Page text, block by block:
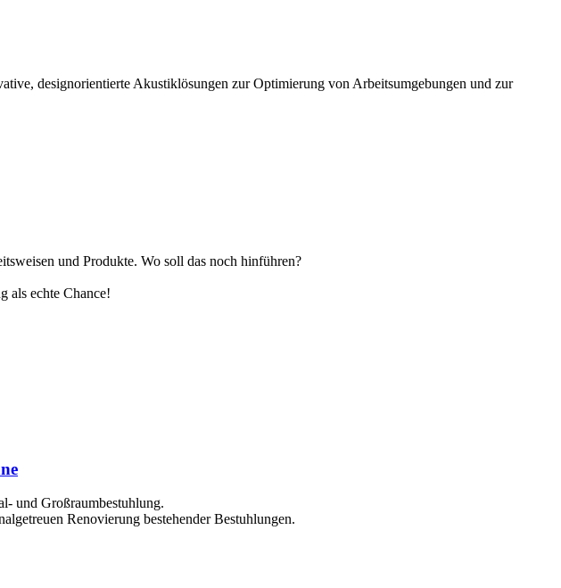
designorientierte Akustiklösungen zur Optimierung von Arbeitsumgebungen und zur
und Produkte. Wo soll das noch hinführen?
als echte Chance!
und Großraumbestuhlung.
Renovierung bestehender Bestuhlungen.